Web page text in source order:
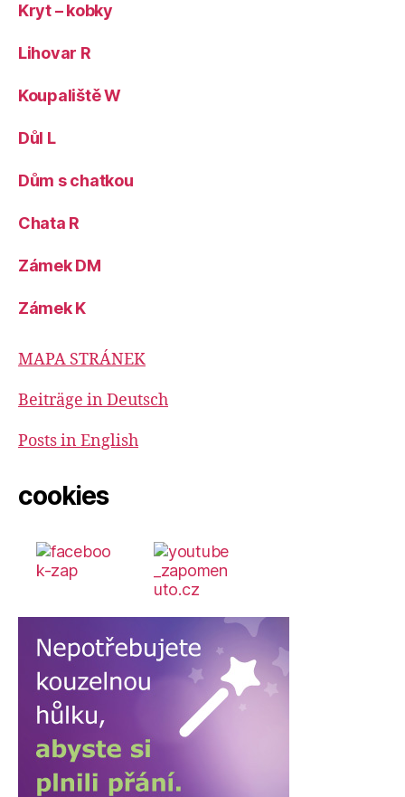
Kryt – kobky
Lihovar R
Koupaliště W
Důl L
Dům s chatkou
Chata R
Zámek DM
Zámek K
MAPA STRÁNEK
Beiträge in Deutsch
Posts in English
cookies